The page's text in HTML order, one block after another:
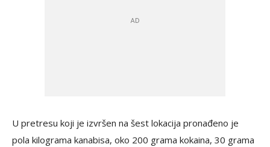
U pretresu koji je izvršen na šest lokacija pronađeno je
pola kilograma kanabisa, oko 200 grama kokaina, 30 grama